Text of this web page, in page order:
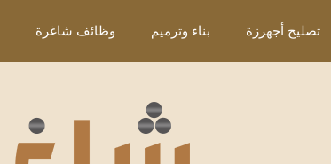
تصليح أجهرزة بناء وترميم وظائف شاغرة